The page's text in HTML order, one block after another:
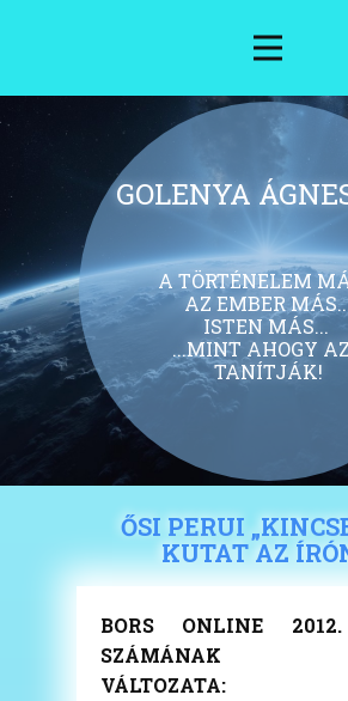
GOLENYA
A TÖRTÉNELEM
AZ EMBER
ISTEN MÁS...
...MINT AHOGY
TANÍTJÁK!
ŐSI PERUI
KUTAT AZ
BORS ONLINE
SZÁMÁNAK
VÁLTOZATA: